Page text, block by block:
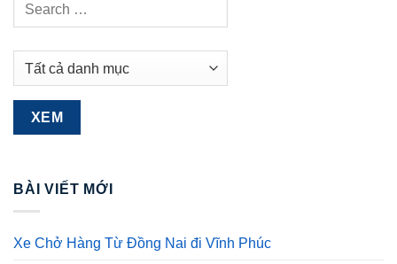
BÀI VIẾT MỚI
Xe Chở Hàng Từ Đồng Nai đi Vĩnh Phúc